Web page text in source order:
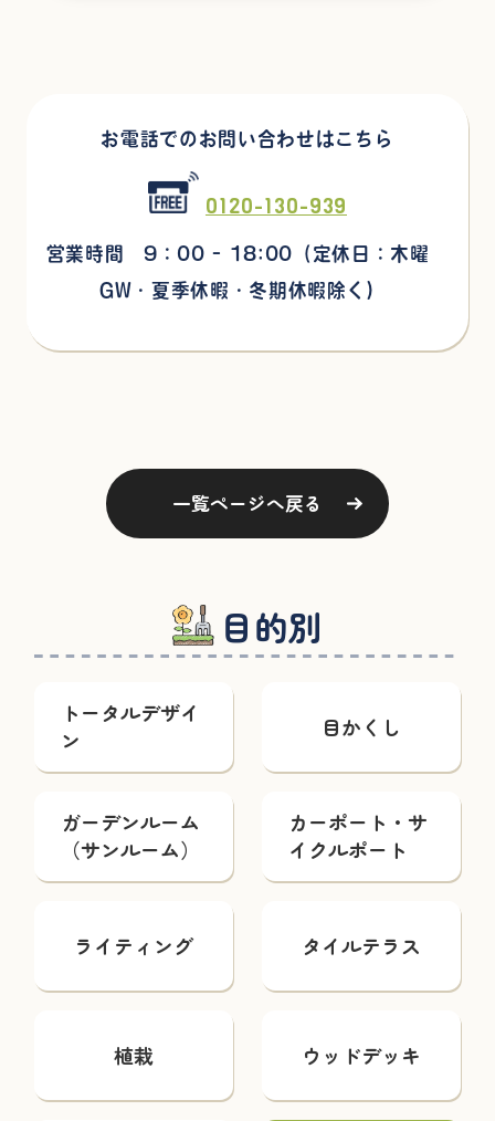
お電話でのお問い合わせはこちら
0120-130-939
営業時間 9：00 - 18:00 （定休日：木曜
GW・夏季休暇・冬期休暇除く)
目的別
トータルデザイ
ン
目かくし
ガーデンルーム
（サンルーム）
カーポート・サ
イクルポート
ライティング タイルテラス
植栽 ウッドデッキ
一覧ページへ戻る